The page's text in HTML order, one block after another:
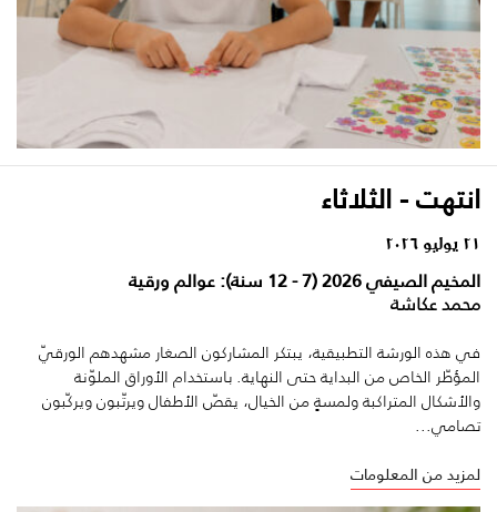
انتهت - الثلاثاء
٢١ يوليو ٢٠٢٦
المخيم الصيفي 2026 (7 - 12 سنة): عوالم ورقية
محمد عكاشة
في هذه الورشة التطبيقية، يبتكر المشاركون الصغار مشهدهم الورقيّ
المؤطّر الخاص من البداية حتى النهاية. باستخدام الأوراق الملوّنة
والأشكال المتراكبة ولمسةٍ من الخيال، يقصّ الأطفال ويرتّبون ويركّبون
تصامي...
لمزيد من المعلومات